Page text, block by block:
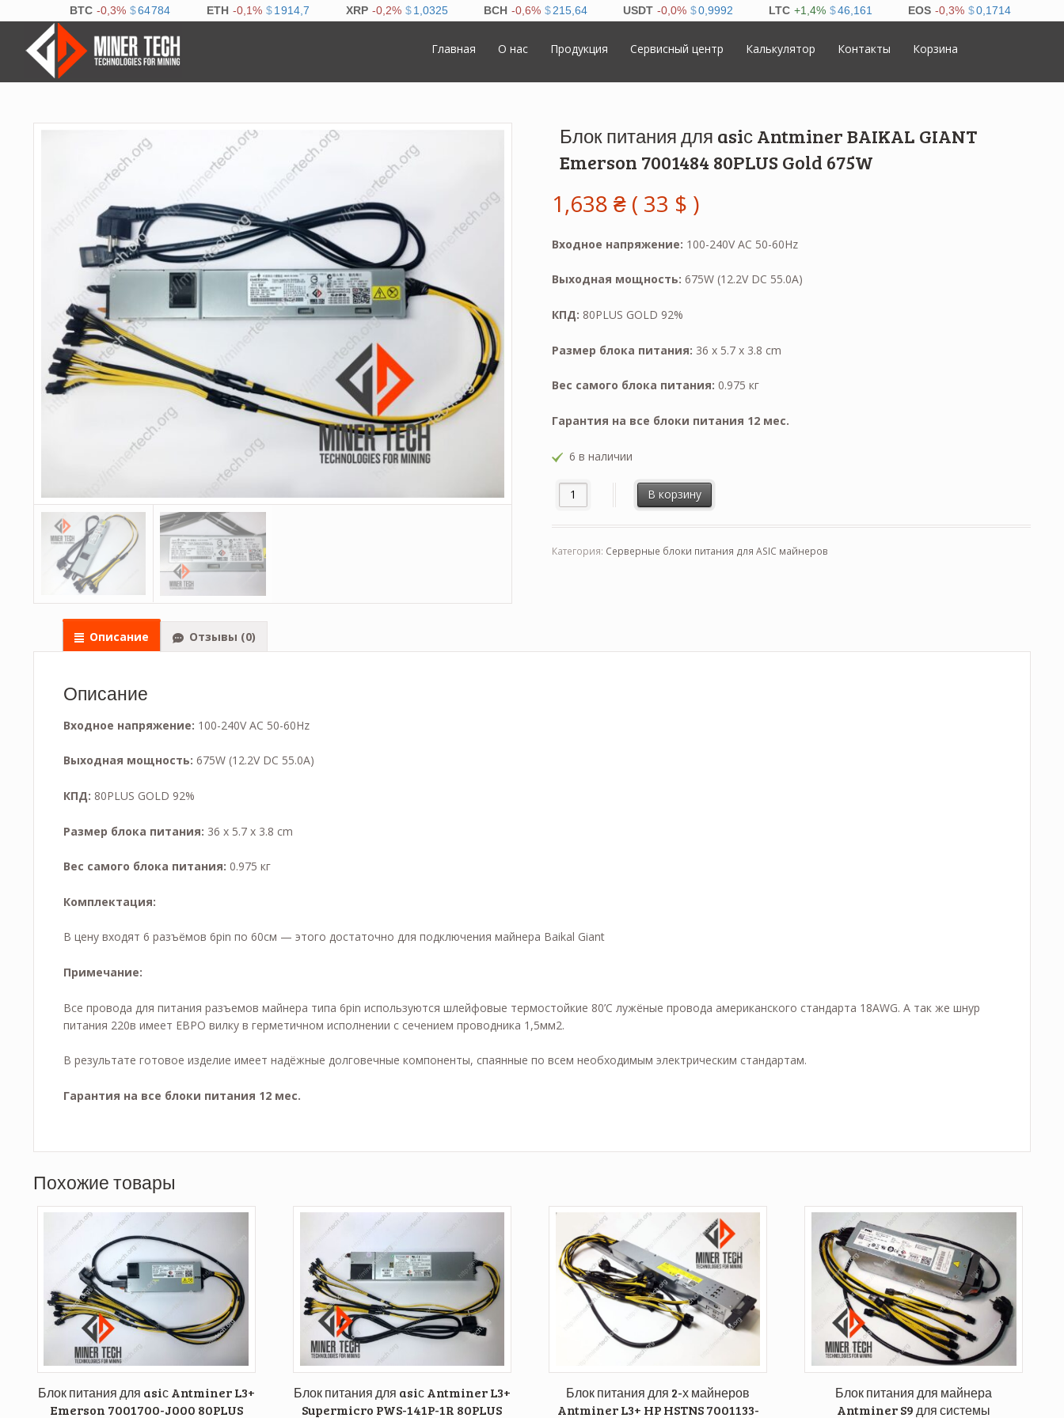
Главная О нас Продукция Сервисный центр Калькулятор Контакты Корзина
Блок питания для asiс Antminer BAIKAL GIANT
Emerson 7001484 80PLUS Gold 675W
1,638₴ ( 33 $ )
Входное напряжение: 100-240V AC 50-60Hz
Выходная мощность: 675W (12.2V DC 55.0A)
КПД: 80PLUS GOLD 92%
Размер блока питания: 36 x 5.7 x 3.8 cm
Вес самого блока питания: 0.975 кг
Гарантия на все блоки питания 12 мес.
6 в наличии
В корзину
Категория: Серверные блоки питания для ASIC майнеров
Описание Отзывы (0)
Описание
Входное напряжение: 100-240V AC 50-60Hz
Выходная мощность: 675W (12.2V DC 55.0A)
КПД: 80PLUS GOLD 92%
Размер блока питания: 36 x 5.7 x 3.8 cm
Вес самого блока питания: 0.975 кг
Комплектация:
В цену входят 6 разъёмов 6pin по 60см — этого достаточно для подключения майнера Baikal Giant
Примечание:
Все провода для питания разъемов майнера типа 6pin используются шлейфовые термостойкие 80’С лужёные провода американского стандарта 18AWG. А так же шнур
питания 220в имеет ЕВРО вилку в герметичном исполнении с сечением проводника 1,5мм2.
В результате готовое изделие имеет надёжные долговечные компоненты, спаянные по всем необходимым электрическим стандартам.
Гарантия на все блоки питания 12 мес.
Похожие товары
Блок питания для asiс Antminer L3+
Emerson 7001700-J000 80PLUS
Блок питания для asiс Antminer L3+
Supermicro PWS-141P-1R 80PLUS
Блок питания для 2-х майнеров
Antminer L3+ HP HSTNS 7001133-
Блок питания для майнера
Antminer S9 для системы